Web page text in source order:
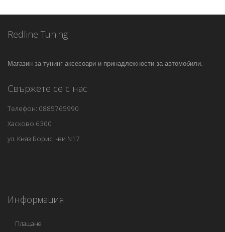
Redline Tuning
Магазин за тунинг аксесоари и принадлежности за автомобили.
Свържете се с нас
Телефон: 0885765990
Хасково 6300
ул. Княз Борис I-ви N17
Информация
Плащане